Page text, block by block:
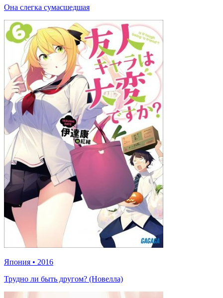
Она слегка сумасшедшая
Япония • 2016
Трудно ли быть другом? (Новелла)